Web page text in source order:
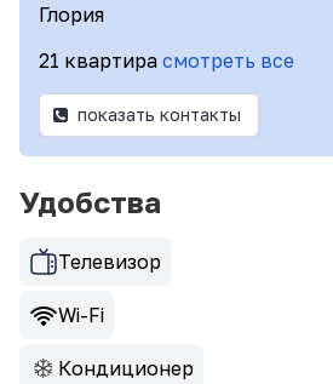
Глория
21 квартира смотреть все
показать контакты
Удобства
Телевизор
Wi-Fi
Кондиционер